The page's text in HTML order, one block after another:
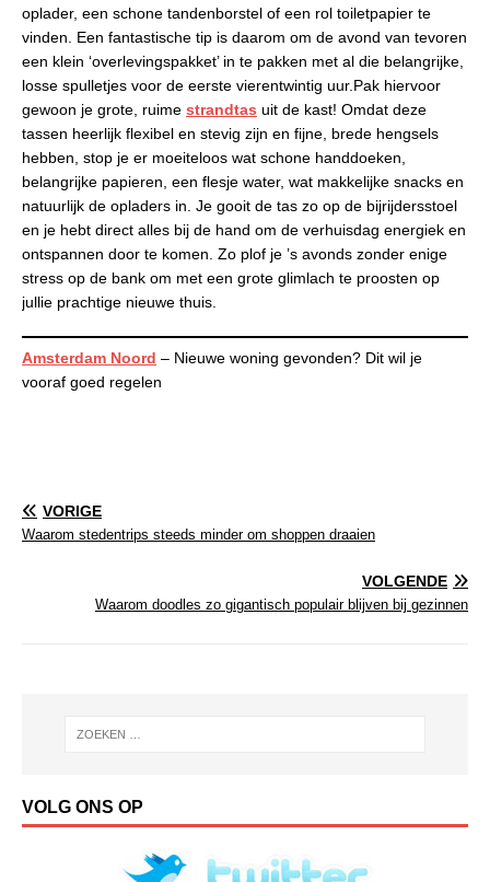
oplader, een schone tandenborstel of een rol toiletpapier te
vinden. Een fantastische tip is daarom om de avond van tevoren
een klein ‘overlevingspakket’ in te pakken met al die belangrijke,
losse spulletjes voor de eerste vierentwintig uur.Pak hiervoor
gewoon je grote, ruime strandtas uit de kast! Omdat deze
tassen heerlijk flexibel en stevig zijn en fijne, brede hengsels
hebben, stop je er moeiteloos wat schone handdoeken,
belangrijke papieren, een flesje water, wat makkelijke snacks en
natuurlijk de opladers in. Je gooit de tas zo op de bijrijdersstoel
en je hebt direct alles bij de hand om de verhuisdag energiek en
ontspannen door te komen. Zo plof je ’s avonds zonder enige
stress op de bank om met een grote glimlach te proosten op
jullie prachtige nieuwe thuis.
Amsterdam Noord – Nieuwe woning gevonden? Dit wil je
vooraf goed regelen
VORIGE
Waarom stedentrips steeds minder om shoppen draaien
VOLGENDE
Waarom doodles zo gigantisch populair blijven bij gezinnen
VOLG ONS OP